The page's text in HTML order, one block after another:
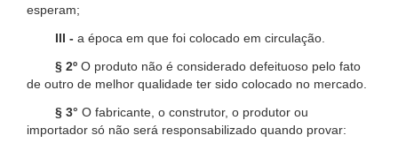
esperam;
III - a época em que foi colocado em circulação.
§ 2º O produto não é considerado defeituoso pelo fato
de outro de melhor qualidade ter sido colocado no mercado.
§ 3° O fabricante, o construtor, o produtor ou
importador só não será responsabilizado quando provar: